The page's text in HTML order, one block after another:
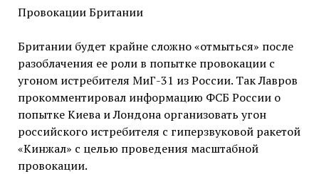
Провокации Британии
Британии будет крайне сложно «отмыться» после
разоблачения ее роли в попытке провокации с
угоном истребителя МиГ-31 из России. Так Лавров
прокомментировал информацию ФСБ России о
попытке Киева и Лондона организовать угон
российского истребителя с гиперзвуковой ракетой
«Кинжал» с целью проведения масштабной
провокации.